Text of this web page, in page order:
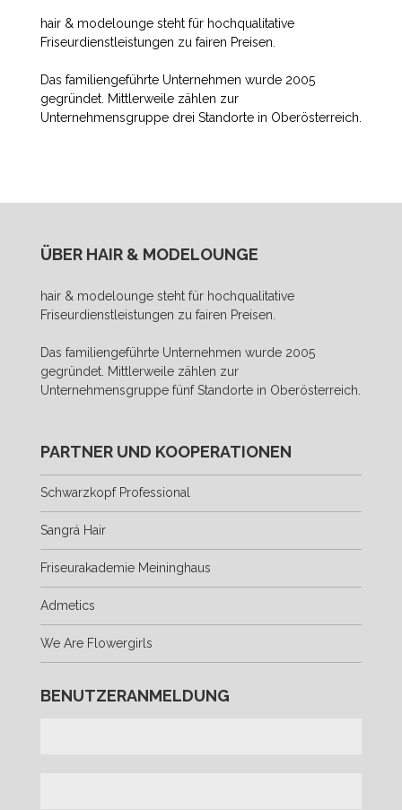
hair & modelounge steht für hochqualitative
Friseurdienstleistungen zu fairen Preisen.
Das familiengeführte Unternehmen wurde 2005
gegründet. Mittlerweile zählen zur
Unternehmensgruppe drei Standorte in Oberösterreich.
ÜBER HAIR & MODELOUNGE
hair & modelounge steht für hochqualitative
Friseurdienstleistungen zu fairen Preisen.
Das familiengeführte Unternehmen wurde 2005
gegründet. Mittlerweile zählen zur
Unternehmensgruppe fünf Standorte in Oberösterreich.
PARTNER UND KOOPERATIONEN
Schwarzkopf Professional
Sangrá Hair
Friseurakademie Meininghaus
Admetics
We Are Flowergirls
BENUTZERANMELDUNG